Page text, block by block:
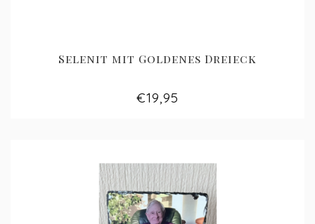
Selenit mit Goldenes Dreieck
€19,95